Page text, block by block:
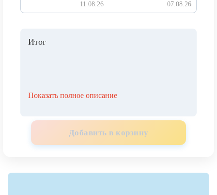
11.08.26 07.08.26
Итог
Показать полное описание
Добавить в корзину